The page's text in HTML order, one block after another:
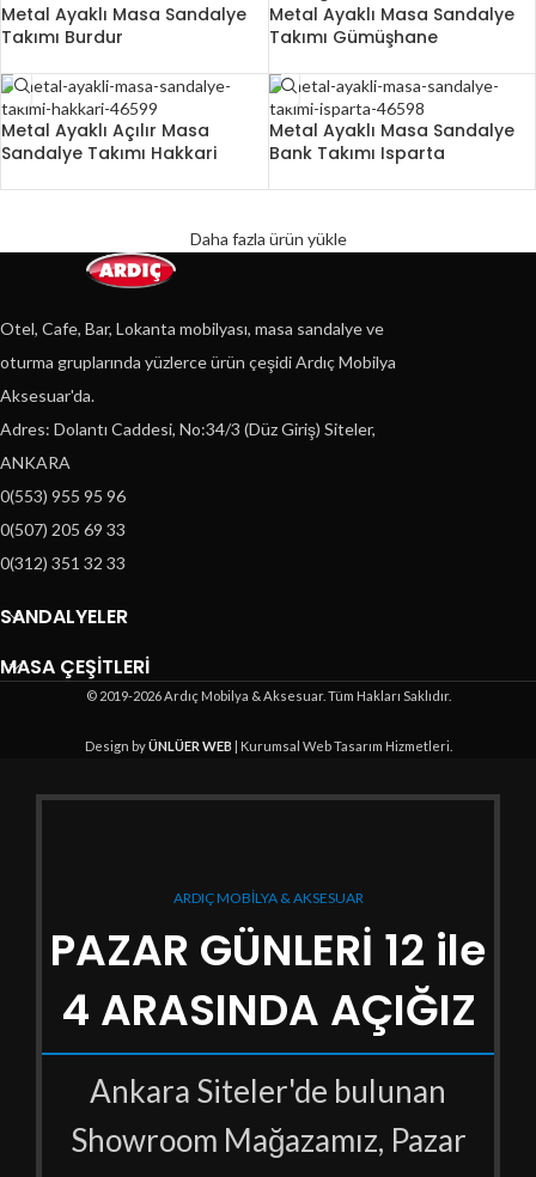
Metal Ayaklı Masa Sandalye
Takımı Burdur
Metal Ayaklı Masa Sandalye
Takımı Gümüşhane
Metal Ayaklı Açılır Masa
Sandalye Takımı Hakkari
Metal Ayaklı Masa Sandalye
Bank Takımı Isparta
Daha fazla ürün yükle
Otel, Cafe, Bar, Lokanta mobilyası, masa sandalye ve
oturma gruplarında yüzlerce ürün çeşidi Ardıç Mobilya
Aksesuar'da.
Adres: Dolantı Caddesi, No:34/3 (Düz Giriş) Siteler,
ANKARA
0(553) 955 95 96
0(507) 205 69 33
0(312) 351 32 33
SANDALYELER
MASA ÇEŞİTLERİ
© 2019-2026 Ardıç Mobilya & Aksesuar. Tüm Hakları Saklıdır.
Design byÜNLÜER WEB | Kurumsal Web Tasarım Hizmetleri.
ARDIÇ MOBİLYA & AKSESUAR
PAZAR GÜNLERİ 12 ile
4 ARASINDA AÇIĞIZ
Ankara Siteler'de bulunan
Showroom Mağazamız, Pazar